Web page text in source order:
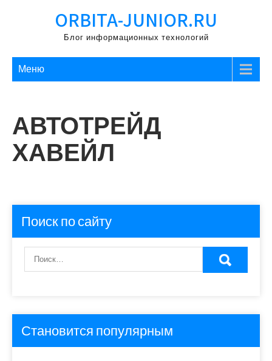
ORBITA-JUNIOR.RU
Блог информационных технологий
Меню
АВТОТРЕЙД
ХАВЕЙЛ
Поиск по сайту
Становится популярным